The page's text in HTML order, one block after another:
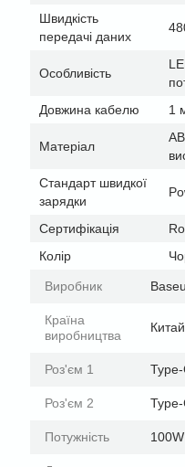
Швидкість
передачі даних
Особливість
Довжина кабелю
1
Матеріал
Стандарт швидкої
зарядки
Сертифікація
Колір
Виробник
Країна
виробництва
Китай
Роз'єм 1
Роз'єм 2
Потужність 100W